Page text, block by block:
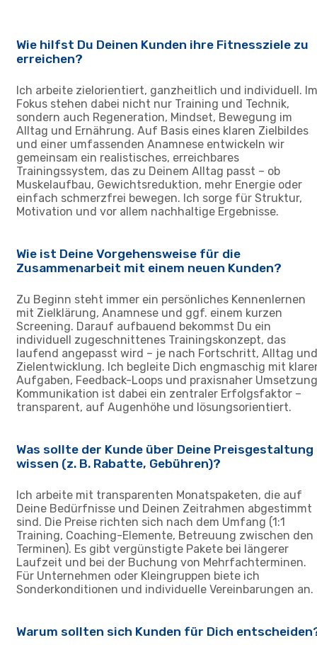
Wie hilfst Du Deinen Kunden ihre Fitnessziele zu
erreichen?
Ich arbeite zielorientiert, ganzheitlich und individuell. Im
Fokus stehen dabei nicht nur Training und Technik,
sondern auch Regeneration, Mindset, Bewegung im
Alltag und Ernährung. Auf Basis eines klaren Zielbildes
und einer umfassenden Anamnese entwickeln wir
gemeinsam ein realistisches, erreichbares
Trainingssystem, das zu Deinem Alltag passt – ob
Muskelaufbau, Gewichtsreduktion, mehr Energie oder
einfach schmerzfrei bewegen. Ich sorge für Struktur,
Motivation und vor allem nachhaltige Ergebnisse.
Wie ist Deine Vorgehensweise für die
Zusammenarbeit mit einem neuen Kunden?
Zu Beginn steht immer ein persönliches Kennenlernen
mit Zielklärung, Anamnese und ggf. einem kurzen
Screening. Darauf aufbauend bekommst Du ein
individuell zugeschnittenes Trainingskonzept, das
laufend angepasst wird – je nach Fortschritt, Alltag und
Zielentwicklung. Ich begleite Dich engmaschig mit
Aufgaben, Feedback-Loops und praxisnaher
Kommunikation ist dabei ein zentraler Erfolgsfaktor –
transparent, auf Augenhöhe und lösungsorientiert.
Was sollte der Kunde über Deine Preisgestaltung
wissen (z. B. Rabatte, Gebühren)?
Ich arbeite mit transparenten Monatspaketen, die auf
Deine Bedürfnisse und Deinen Zeitrahmen abgestimmt
sind. Die Preise richten sich nach dem Umfang (1:1
Training, Coaching-Elemente, Betreuung zwischen den
Terminen). Es gibt vergünstigte Pakete bei längerer
Laufzeit und bei der Buchung von Mehrfachterminen.
Für Unternehmen oder Kleingruppen biete ich
Sonderkonditionen und individuelle Vereinbarungen an.
Warum sollten sich Kunden für Dich